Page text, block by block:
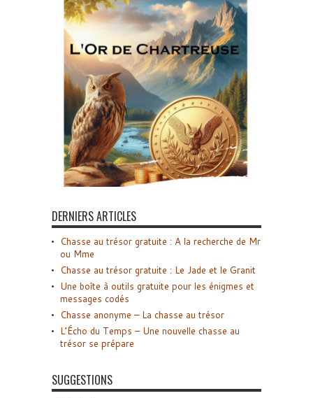
DERNIERS ARTICLES
Chasse au trésor gratuite : A la recherche de Mr
ou Mme
Chasse au trésor gratuite : Le Jade et le Granit
Une boîte à outils gratuite pour les énigmes et
messages codés
Chasse anonyme – La chasse au trésor
L’Écho du Temps – Une nouvelle chasse au
trésor se prépare
SUGGESTIONS